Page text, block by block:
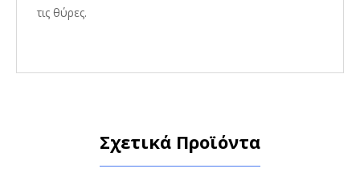
τις θύρες.
Σχετικά Προϊόντα